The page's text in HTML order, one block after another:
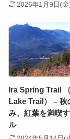
2026年1月9日(金
Ira Spring Trail
Lake Trail） – 秋
み、紅葉を満喫
ル